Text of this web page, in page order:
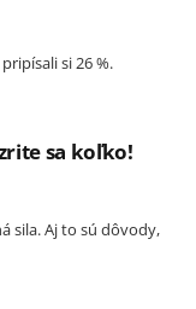
si 26 %.
sa koľko!
sila. Aj to sú dôvody,